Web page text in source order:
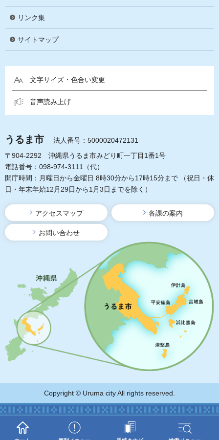
リンク集
サイトマップ
文字サイズ・色合い変更
音声読み上げ
うるま市
法人番号：5000020472131
〒904-2292 沖縄県うるま市みどり町一丁目1番1号
電話番号：098-974-3111（代）
開庁時間：月曜日から金曜日 8時30分から17時15分まで
（祝日・休
日・年末年始12月29日から1月3日までを除く）
アクセスマップ 各課の案内
お問い合わせ
Copyright © Uruma city All rights reserved.